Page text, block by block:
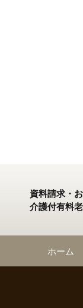
資料請求・
介護付有料
ホーム